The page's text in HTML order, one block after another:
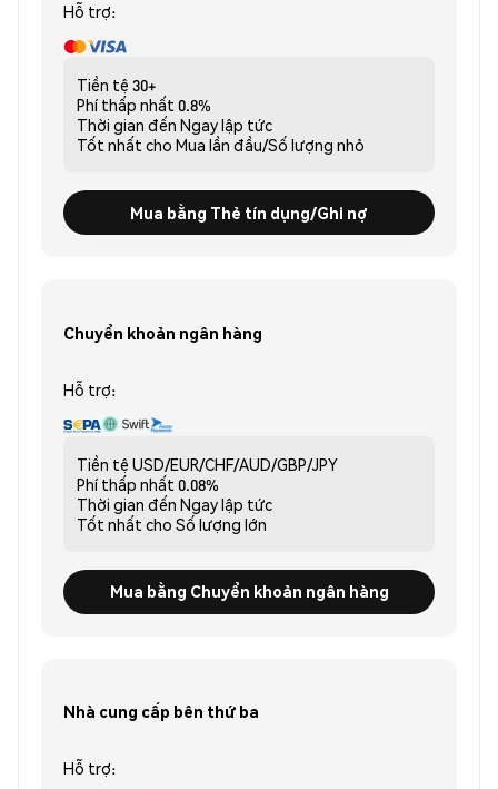
Hỗ trợ:
Tiền tệ 30+
Phí thấp nhất 0.8%
Thời gian đến Ngay lập tức
Tốt nhất cho Mua lần đầu/Số lượng nhỏ
Mua bằng Thẻ tín dụng/Ghi nợ
Chuyển khoản ngân hàng
Hỗ trợ:
Tiền tệ USD/EUR/CHF/AUD/GBP/JPY
Phí thấp nhất 0.08%
Thời gian đến Ngay lập tức
Tốt nhất cho Số lượng lớn
Mua bằng Chuyển khoản ngân hàng
Nhà cung cấp bên thứ ba
Hỗ trợ: